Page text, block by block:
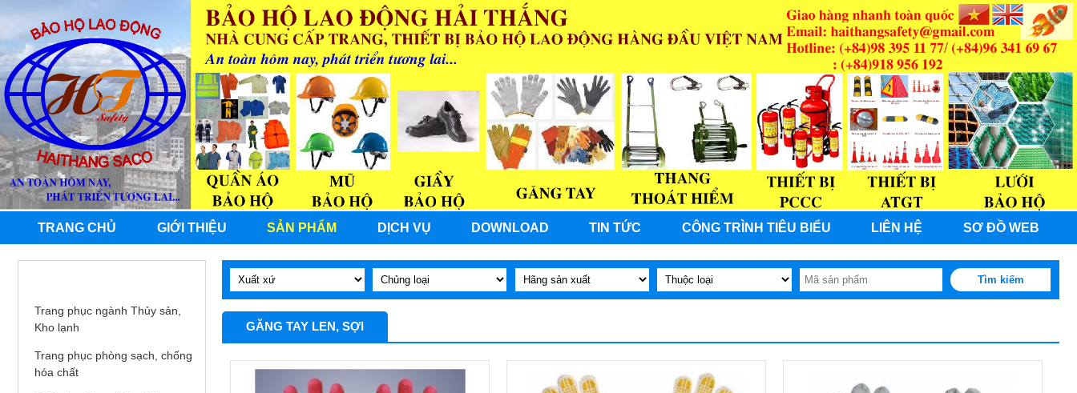
TRANG CHỦ GIỚI THIỆU SẢN PHẨM DỊCH VỤ DOWNLOAD TIN TỨC CÔNG TRÌNH TIÊU BIỂU LIÊN HỆ SƠ ĐỒ WEB
GĂNG TAY LEN, SỢI
Trang phục ngành Thủy sản,
Kho lạnh
Trang phục phòng sạch, chống
hóa chất